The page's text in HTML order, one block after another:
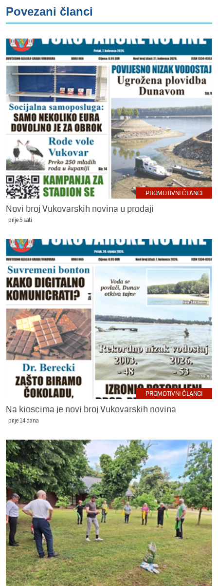
Povezani članci
PROMOTIVNI ČLANCI
Novi broj Vukovarskih novina u prodaji
prije 5 sati
PROMOTIVNI ČLANCI
Na kioscima je novi broj Vukovarskih novina
prije 14 dana